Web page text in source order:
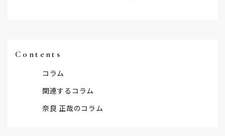
Contents
コラム
関連するコラム
奈良 正哉のコラム